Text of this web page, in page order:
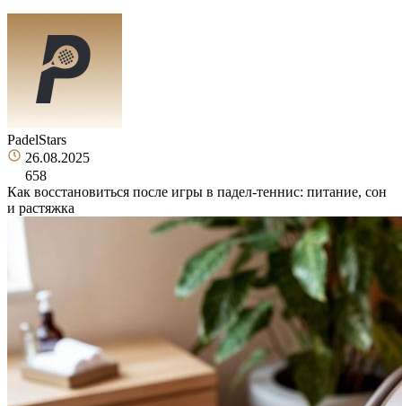
PadelStars
26.08.2025
658
Как восстановиться после игры в падел-теннис: питание, сон
и растяжка